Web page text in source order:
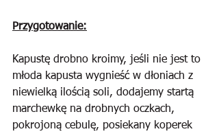
Przygotowanie:
Kapustę drobno kroimy, jeśli nie jest to
młoda kapusta wygnieść w dłoniach z
niewielką ilością soli, dodajemy startą
marchewkę na drobnych oczkach,
pokrojoną cebulę, posiekany koperek